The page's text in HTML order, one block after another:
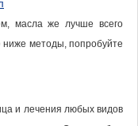
масла же лучше всего
ниже методы, попробуйте
и лечения любых видов